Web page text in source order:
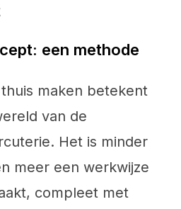
een methode
maken betekent
van de
Het is minder
meer een werkwijze
compleet met